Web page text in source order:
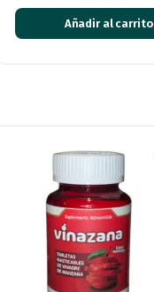
Añadir al carrito